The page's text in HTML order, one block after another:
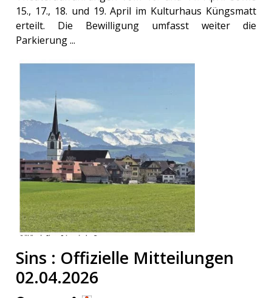
15., 17., 18. und 19. April im Kulturhaus Küngsmatt
erteilt. Die Bewilligung umfasst weiter die
Parkierung ...
Sins : Offizielle Mitteilungen
02.04.2026